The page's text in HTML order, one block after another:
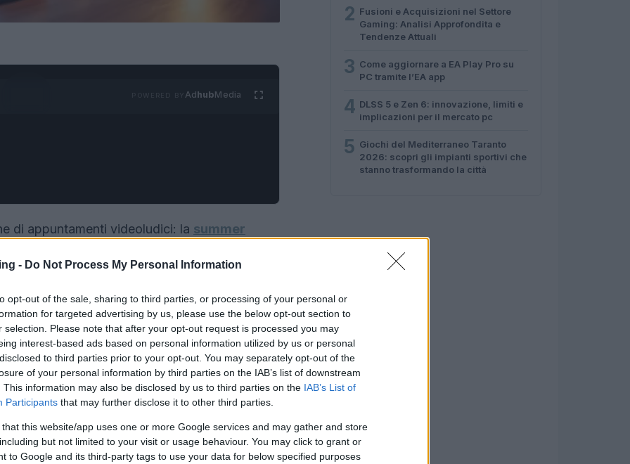
- Do Not Process My Personal Information
opt-out of the sale, sharing to third parties, or processing of your personal or
for targeted advertising by us, please use the below opt-out section to
selection. Please note that after your opt-out request is processed you may
interest-based ads based on personal information utilized by us or personal
to third parties prior to your opt-out. You may separately opt-out of the
of your personal information by third parties on the IAB’s list of downstream
This information may also be disclosed by us to third parties on the IAB’s List of
Participants that may further disclose it to other third parties.
that this website/app uses one or more Google services and may gather and store
but not limited to your visit or usage behaviour. You may click to grant or
to Google and its third-party tags to use your data for below specified purposes
AdhubMedia
di appuntamenti videoludici: la summer
animeranno i giorni clou della settimana.
o recuperare le repliche, è fondamentale
piattaforme su cui saranno trasmesse le
2 Fusioni e Acquisizioni nel Settore
Gaming: Analisi Approfondita e
Tendenze Attuali
3 Come aggiornare a EA Play Pro su
PC tramite l’EA app
4 DLSS 5 e Zen 6: innovazione, limiti e
implicazioni per il mercato pc
5 Giochi del Mediterraneo Taranto
2026: scopri gli impianti sportivi che
stanno trasformando la città